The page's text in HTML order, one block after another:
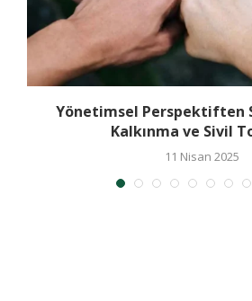
Yönetimsel Perspektiften
Kalkınma ve Sivil
11 Nisan 2025